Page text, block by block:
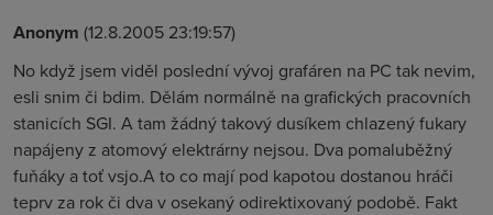
Anonym (12.8.2005 23:19:57)
No když jsem viděl poslední vývoj grafáren na PC tak nevim,
esli snim či bdim. Dělám normálně na grafických pracovních
stanicích SGI. A tam žádný takový dusíkem chlazený fukary
napájeny z atomový elektrárny nejsou. Dva pomaluběžný
fuňáky a toť vsjo.A to co mají pod kapotou dostanou hráči
teprv za rok či dva v osekaný odirektixovaný podobě. Fakt